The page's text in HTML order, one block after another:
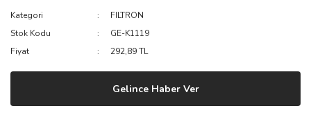
Kategori
FILTRON
Stok Kodu
GE-K1119
Fiyat
292,89 TL
Gelince Haber Ver